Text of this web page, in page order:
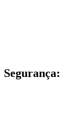
Segurança: